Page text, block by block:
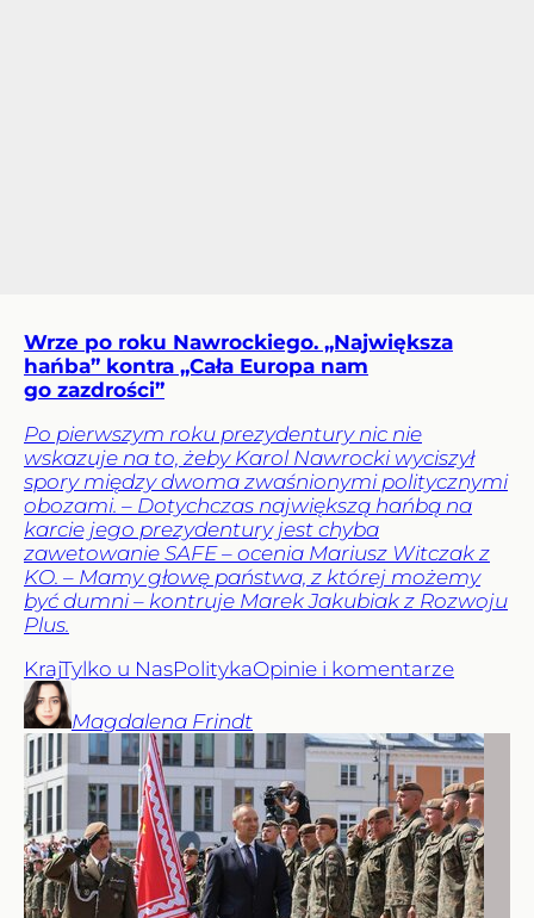
Wrze po roku Nawrockiego. „Największa
hańba” kontra „Cała Europa nam
go zazdrości”
Po pierwszym roku prezydentury nic nie
wskazuje na to, żeby Karol Nawrocki wyciszył
spory między dwoma zwaśnionymi politycznymi
obozami. – Dotychczas największą hańbą na
karcie jego prezydentury jest chyba
zawetowanie SAFE – ocenia Mariusz Witczak z
KO. – Mamy głowę państwa, z której możemy
być dumni – kontruje Marek Jakubiak z Rozwoju
Plus.
KrajTylko u NasPolitykaOpinie i komentarze
Magdalena Frindt